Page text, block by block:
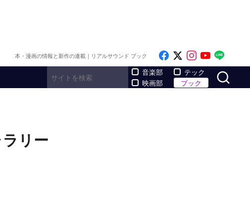
本・漫画の情報と新作の連載｜リアルサウンド ブック Like on Facebook
Follow on x
Follow on
Follow
音楽部
映画部
テック
ブック
リー